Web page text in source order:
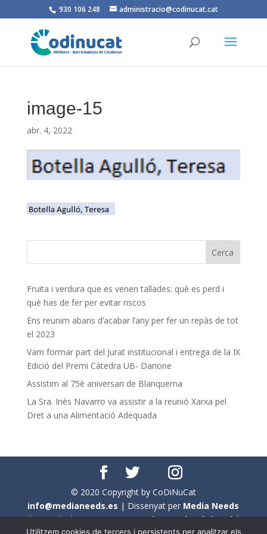
930 106 248 administracio@codinucat.cat
image-15
abr. 4, 2022
Fruita i verdura que es venen tallades: què es perd i
què has de fer per evitar riscos
Ens reunim abans d’acabar l’any per fer un repàs de tot
el 2023
Vam formar part del Jurat institucional i entrega de la IX
Edició del Premi Càtedra UB- Danone
Assistim al 75è aniversari de Blanquerna
La Sra. Inés Navarro va assistir a la reunió Xarxa pel
Dret a una Alimentació Adequada
© 2020 Copyright by CoDiNuCat
info@medianeeds.es | Dissenyat per Media Needs
| Tots els drets reservats aCoDiNuCat |Avís legal|
Utilitzem cookies de tercers i persistents per analitzar els